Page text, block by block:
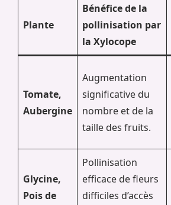
Plante
Bénéfice de la
pollinisation par
la Xylocope
Tomate,
Aubergine
Augmentation
significative du
nombre et de la
taille des fruits.
Glycine,
Pois de
Pollinisation
efficace de fleurs
difficiles d’accès